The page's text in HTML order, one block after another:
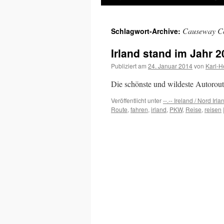
springen
Schlagwort-Archive: Causeway
Irland stand im Jahr
Publiziert am 24. Januar 2014von Karl-
Die schönste und wildeste
Veröffentlicht unter--.-- Ireland / Nord
Route, fahren, irland, PKW, Reise, reisen |